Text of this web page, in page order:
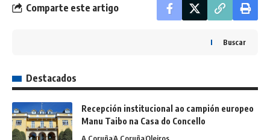
Comparte este artigo
Buscar
Destacados
Recepción institucional ao campión europeo
Manu Taibo na Casa do Concello